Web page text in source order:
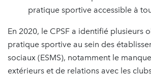
pratique sportive accessible à
En 2020, le CPSF a identifié plusieurs
pratique sportive au sein des
sociaux (ESMS), notamment le
extérieurs et de relations avec les